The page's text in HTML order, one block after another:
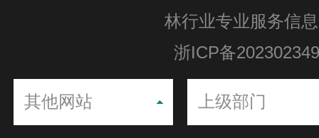
林行业专业服务信
浙ICP备